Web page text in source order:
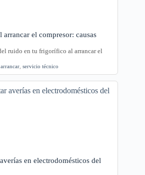
el compresor: causas
ruido en tu frigorífico al arrancar el
servicio técnico
en electrodomésticos del